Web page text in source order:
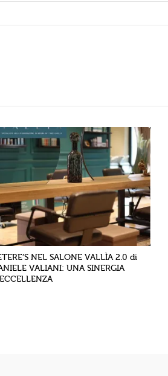
NEL SALONE VALLÌA 2.0 di
VALIANI: UNA SINERGIA